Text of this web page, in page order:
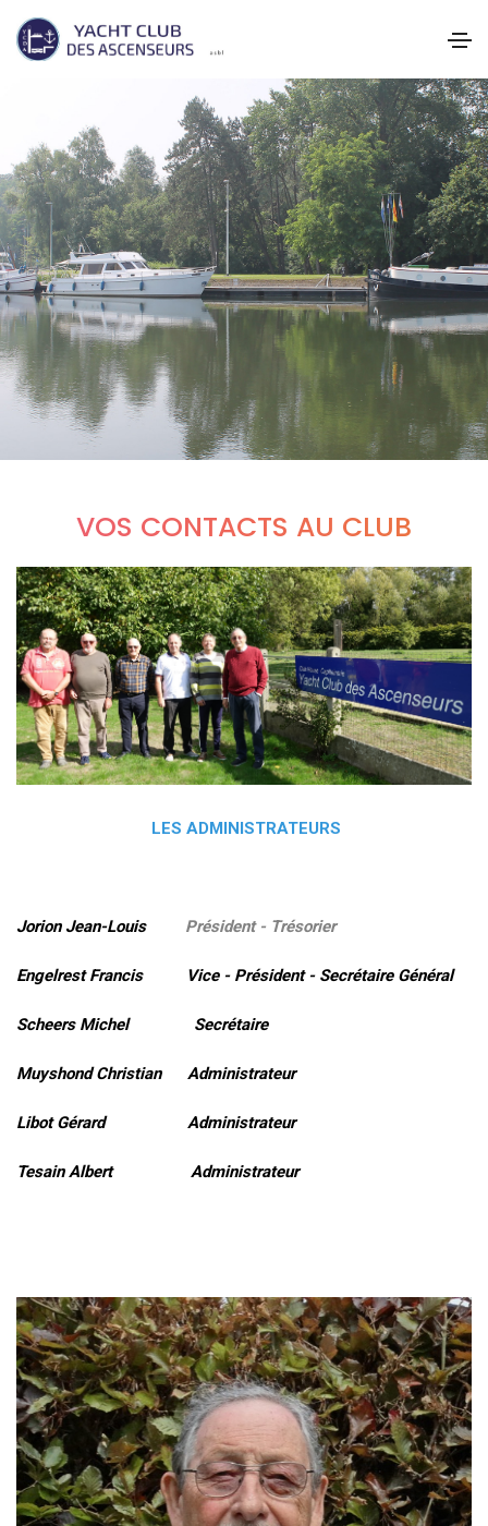
VOS CONTACTS AU CLUB
LES ADMINISTRATEURS
Jorion Jean-Louis Président - Trésorier
Engelrest Francis Vice - Président - Secrétaire Général
Scheers Michel Secrétaire
Muyshond Christian Administrateur
Libot Gérard Administrateur
Tesain Albert Administrateur